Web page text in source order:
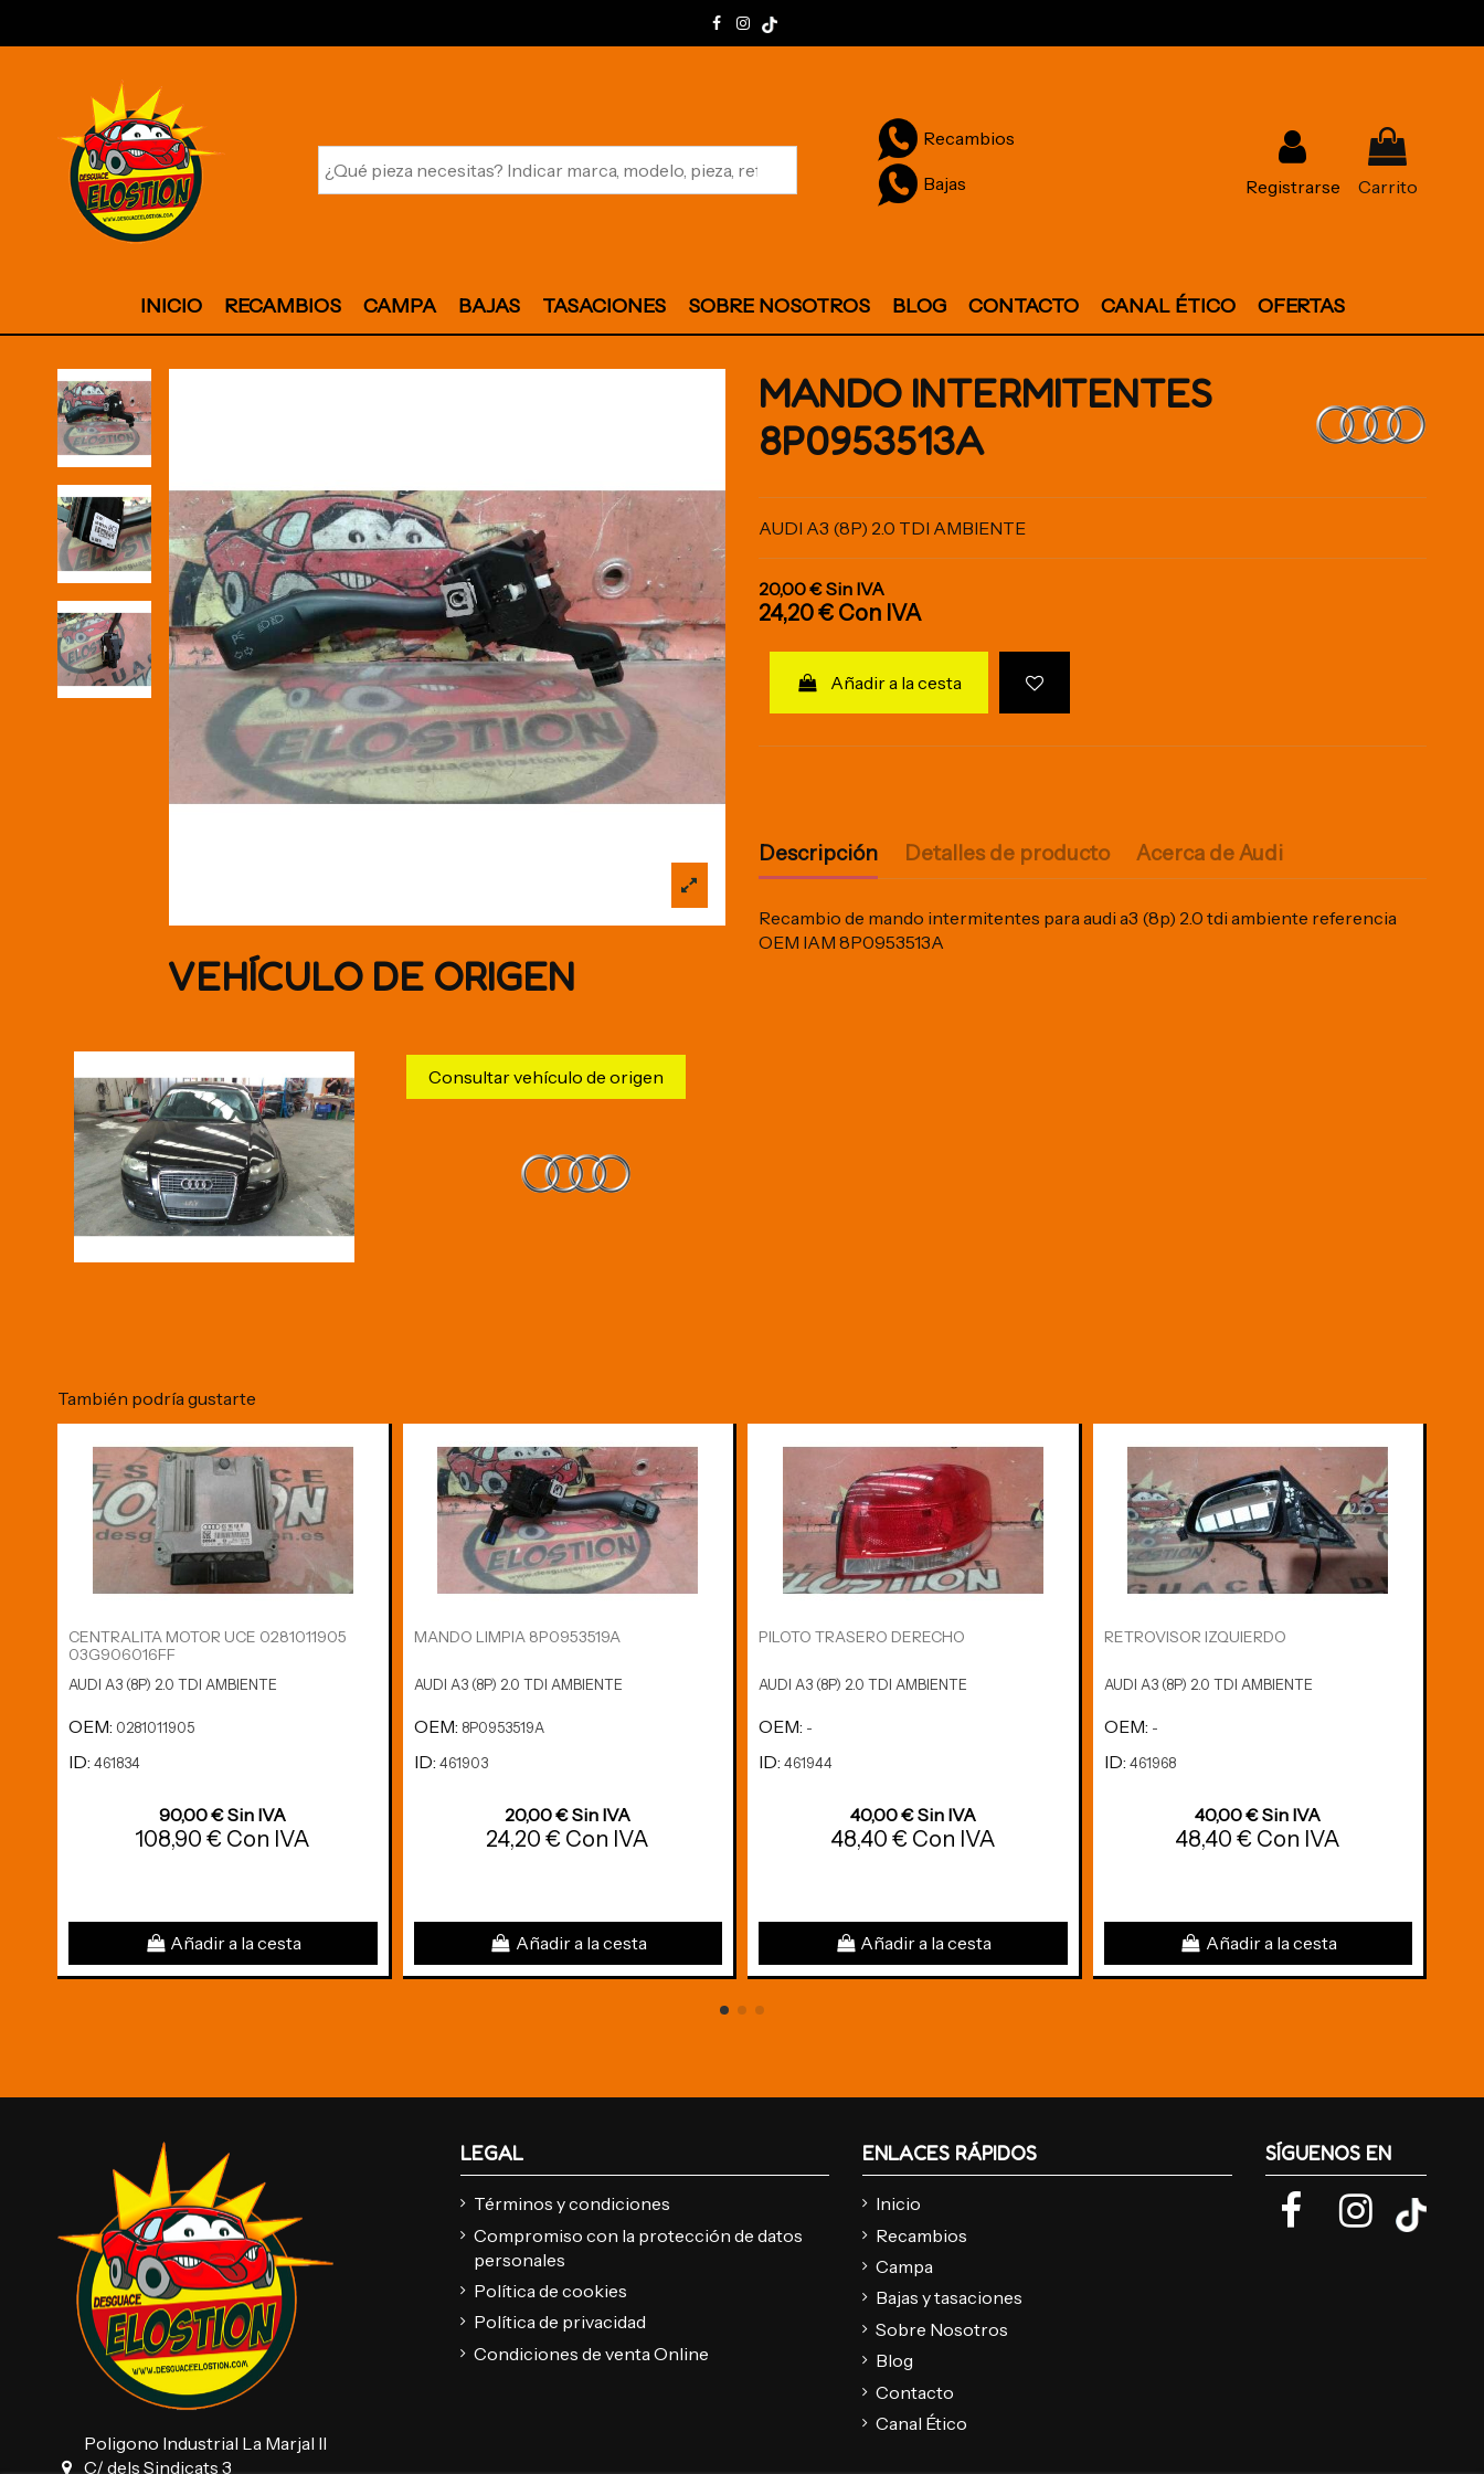
Recambios
Bajas Registrarse Carrito
INICIO RECAMBIOS CAMPA BAJAS TASACIONES SOBRE NOSOTROS BLOG CONTACTO CANAL ÉTICO OFERTAS
VEHÍCULO DE ORIGEN
Consultar vehículo de origen
MANDO INTERMITENTES
8P0953513A
AUDI A3 (8P) 2.0 TDI AMBIENTE
20,00 €Sin IVA
24,20 € Con IVA
Añadir a la cesta
Descripción Detalles de producto Acerca de Audi
Recambio de mando intermitentes para audi a3 (8p) 2.0 tdi ambiente referencia
OEM IAM 8P0953513A
También podría gustarte
CENTRALITA MOTOR UCE 0281011905
03G906016FF
AUDI A3 (8P) 2.0 TDI AMBIENTE
OEM: 0281011905
ID: 461834
90,00 € Sin IVA
108,90 € Con IVA
Añadir a la cesta
MANDO LIMPIA 8P0953519A
AUDI A3 (8P) 2.0 TDI AMBIENTE
OEM: 8P0953519A
ID: 461903
20,00 € Sin IVA
24,20 € Con IVA
Añadir a la cesta
PILOTO TRASERO DERECHO
AUDI A3 (8P) 2.0 TDI AMBIENTE
OEM: -
ID: 461944
40,00 € Sin IVA
48,40 € Con IVA
Añadir a la cesta
RETROVISOR IZQUIERDO
AUDI A3 (8P) 2.0 TDI AMBIENTE
OEM: -
ID: 461968
40,00 € Sin IVA
48,40 € Con IVA
Añadir a la cesta
Poligono Industrial La Marjal II
C/ dels Sindicats 3
LEGAL
Términos y condiciones
Compromiso con la protección de datos
personales
Política de cookies
Política de privacidad
Condiciones de venta Online
ENLACES RÁPIDOS
Inicio
Recambios
Campa
Bajas y tasaciones
Sobre Nosotros
Blog
Contacto
Canal Ético
SÍGUENOS EN